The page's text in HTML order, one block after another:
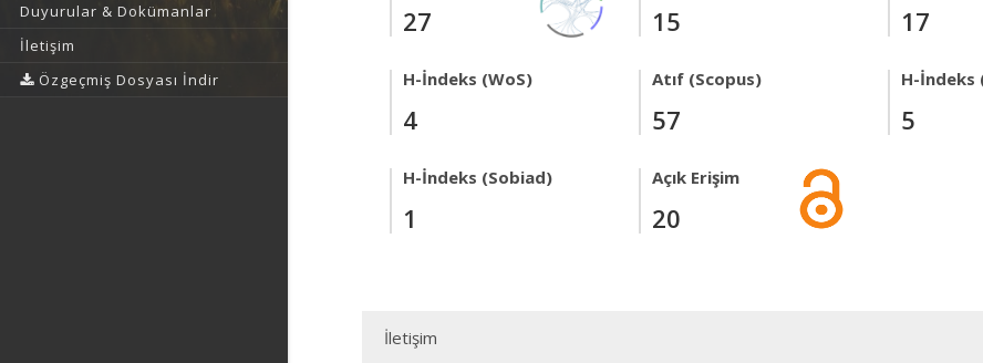
Duyurular & Dokümanlar
İletişim
Özgeçmiş Dosyası İndir
27 15 17
H-İndeks (WoS)
4
Atıf (Scopus)
57
H-İndeks
5
H-İndeks (Sobiad)
1
Açık Erişim
20
İletişim